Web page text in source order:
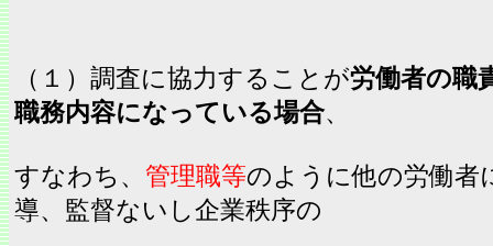
（１）調査に協力することが労働者の職
職務内容になっている場合、
すなわち、 管理職等のように他の労働者
導、監督ないし企業秩序の